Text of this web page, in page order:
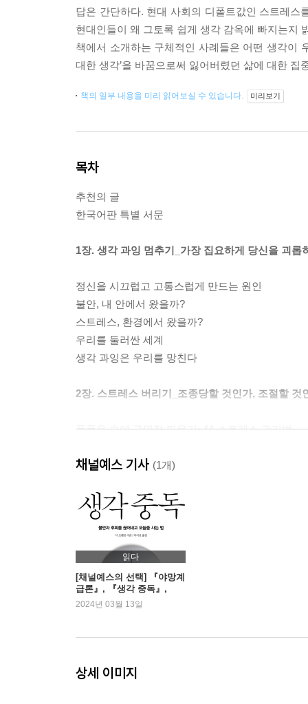
답은 간단하다. 현대 사회의 디폴트값인 스트레
현대인들이 왜 그토록 쉽게 생각 감옥에 빠지는지
책에서 소개하는 구체적인 사례들은 어떤 생각이
대한 생각’을 바꿈으로써 잃어버렸던 삶에 대한 집
책의 일부 내용을 미리 읽어보실 수 있습니다. 미리보기
목차
추천의 글
한국어판 특별 서문
1장. 생각 과잉 멈추기_가장 집요하게 당신을 괴롭
정신을 시끄럽고 고통스럽게 만드는 원인
불안, 내 안에서 왔을까?
스트레스, 환경에서 왔을까?
우리를 둘러싼 세계
생각 과잉은 우리를 망친다
2장. 스트레스 버리기_조종당할 것인가, 조절할 것
폭풍우 속에 구명정 띄우기: 4A 스트레스 관리법
불안의 소용돌이에서 벗어나기: 5-4-3-2-1 그라운
3장. 불안에서 벗어나기_내버려두면 당신을 집어
스트레스에 시간을 낭비하지 않는 방법
잃어버린 시간 되찾기
시간 할당으로 생산력 올리기
폭주하는 뇌 통제하기: 유도 심상과 시각화 기법
채널예스 기사 (1개)
읽다
[채널예스의 선택] 『야망계
급론』, 『생각 중독』,
『하녀』
2024년 03월 13일
상세 이미지